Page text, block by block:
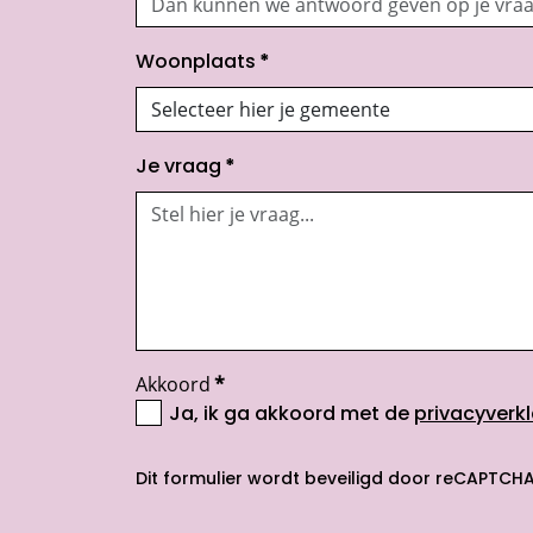
Woonplaats *
Je vraag *
Akkoord*
Ja, ik ga akkoord met de
Dit formulier wordt beveiligd door